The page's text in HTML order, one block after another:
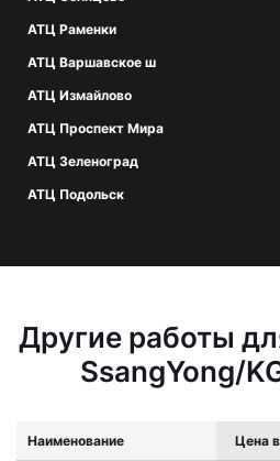
АТЦ Раменки
АТЦ Варшавское ш
АТЦ Измайлово
АТЦ Проспект Мира
АТЦ Зеленоград
АТЦ Подольск
Другие работы
SsangYong/
Наименование Цена